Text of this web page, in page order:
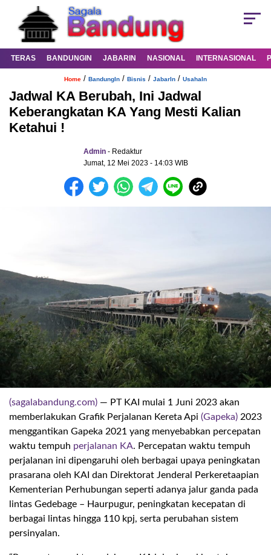
TERAS BANDUNGIN JABARIN NASIONAL INTERNASIONAL
Home / BandungIn / Bisnis / JabarIn / UsahaIn
Jadwal KA Berubah, Ini Jadwal
Keberangkatan KA Yang Mesti Kalian
Ketahui !
Admin - Redaktur
Jumat, 12 Mei 2023 - 14:03 WIB
(sagalabandung.com) — PT KAI mulai 1 Juni 2023 akan
memberlakukan Grafik Perjalanan Kereta Api (Gapeka) 2023
menggantikan Gapeka 2021 yang menyebabkan percepatan
waktu tempuh perjalanan KA. Percepatan waktu tempuh
perjalanan ini dipengaruhi oleh berbagai upaya peningkatan
prasarana oleh KAI dan Direktorat Jenderal Perkeretaapian
Kementerian Perhubungan seperti adanya jalur ganda pada
lintas Gedebage – Haurpugur, peningkatan kecepatan di
berbagai lintas hingga 110 kpj, serta perubahan sistem
persinyalan.
.